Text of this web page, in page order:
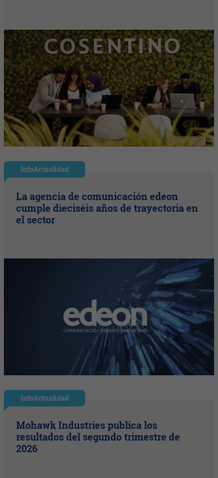
InfoActualidad
La agencia de comunicación edeon
cumple dieciséis años de trayectoria en
el sector
InfoActualidad
Mohawk Industries publica los
resultados del segundo trimestre de
2026